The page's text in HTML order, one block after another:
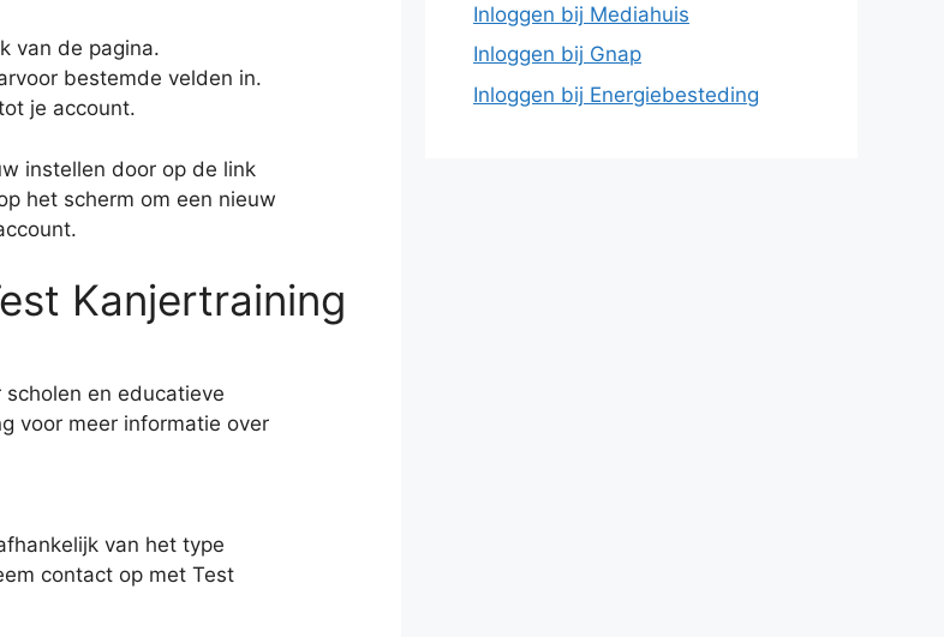
van de pagina.
bestemde velden in.
je account.
instellen door op de link
het scherm om een nieuw
Kanjertraining
en educatieve
voor meer informatie over
van het type
contact op met Test
Inloggen bij Mediahuis
Inloggen bij Gnap
Inloggen bij Energiebesteding